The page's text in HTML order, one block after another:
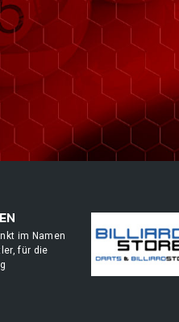
im Namen
für die